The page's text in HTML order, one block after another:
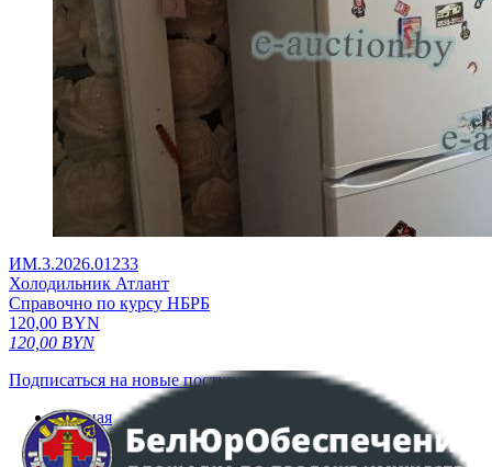
ИМ.3.2026.01233
Холодильник Атлант
Справочно по курсу НБРБ
120,00 BYN
120,00 BYN
Подписаться на новые поступления
Главная
Аукционы
Интернет-магазин